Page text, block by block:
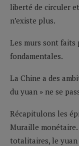
liberté de circuler
n’existe plus.
Les murs sont faits
fondamentales.
La Chine a des
du yuan » ne se
Récapitulons les
Muraille monétaire.
totalitaires, le yuan